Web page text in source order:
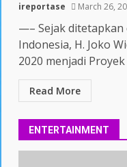
ireportase March 26,
—– Sejak ditetapkan
Indonesia, H. Joko
2020 menjadi Proyek
Read More
ENTERTAINMENT